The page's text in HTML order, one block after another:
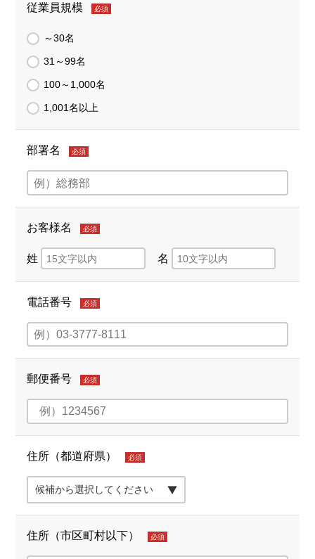
従業員規模 必須
～30名
31～99名
100～1,000名
1,001名以上
部署名 必須
お客様名 必須
姓 名
電話番号 必須
郵便番号 必須
住所（都道府県） 必須
住所（市区町村以下） 必須